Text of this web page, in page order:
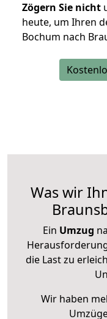
Zögern Sie nicht
heute, um Ihren
Bochum nach
Was wir
Ein Umzug
die Last zu
Wir haben